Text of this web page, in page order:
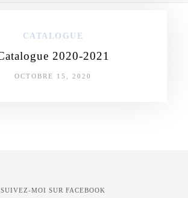
CATALOGUE
2020-2021
OCTOBRE 15, 2020
SUIVEZ-MOI SUR FACEBOOK